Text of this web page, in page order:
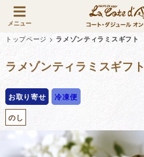
メニュー
トップページ > ラメゾンティラミスギフト
ラメゾンティラミスギフト
お取り寄せ
冷凍便
のし